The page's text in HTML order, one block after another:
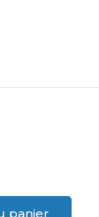
panier